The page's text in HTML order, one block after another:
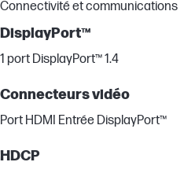
Connectivité et communications
DisplayPort™
1 port DisplayPort™ 1.4
Connecteurs vidéo
Port HDMI Entrée DisplayPort™
HDCP